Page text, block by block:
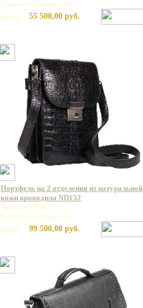
Базовая единица: шт
Цена:
55 500,00 руб.
Портфель на 2 отделения из натуральной
кожи крокодила ND152
Артикул: ND152
Базовая единица: шт
Цена:
99 500,00 руб.